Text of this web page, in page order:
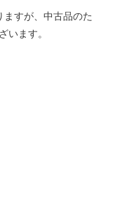
すが、中古品のた
います。